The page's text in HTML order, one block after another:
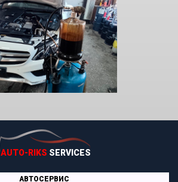
AUTO-RIKS SERVICES
АВТОСЕРВИС